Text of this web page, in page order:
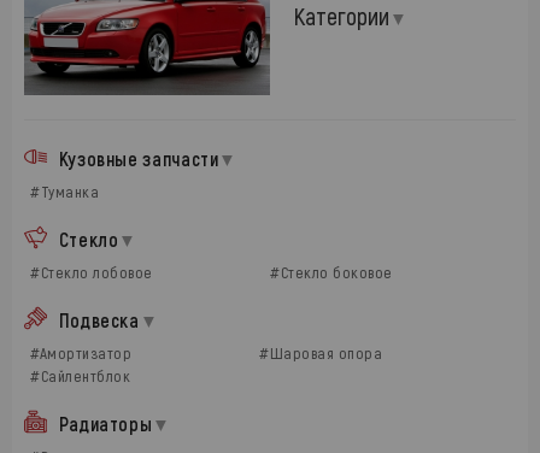
Категории
Кузовные запчасти
#Туманка
Стекло
#Стекло лобовое #Стекло боковое
Подвеска
#Амортизатор
#Шаровая опора
#Сайлентблок
Радиаторы